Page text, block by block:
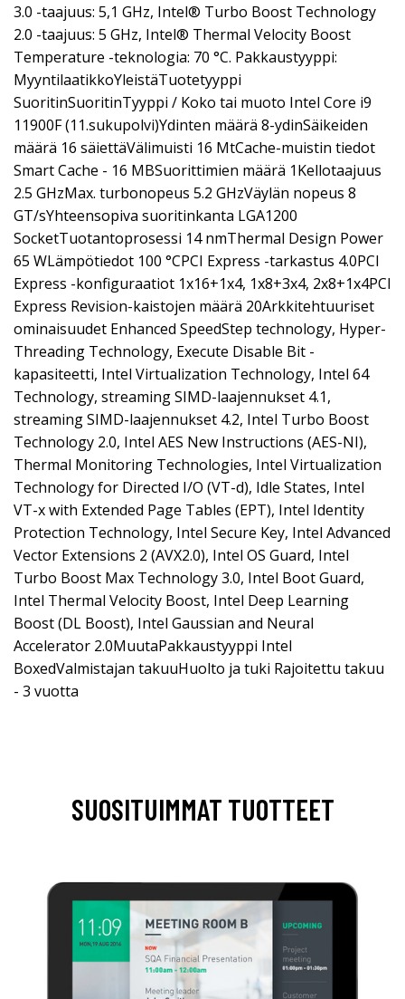
3.0 -taajuus: 5,1 GHz, Intel® Turbo Boost Technology
2.0 -taajuus: 5 GHz, Intel® Thermal Velocity Boost
Temperature -teknologia: 70 °C. Pakkaustyyppi:
MyyntilaatikkoYleistäTuotetyyppi
SuoritinSuoritinTyyppi / Koko tai muoto Intel Core i9
11900F (11.sukupolvi)Ydinten määrä 8-ydinSäikeiden
määrä 16 säiettäVälimuisti 16 MtCache-muistin tiedot
Smart Cache - 16 MBSuorittimien määrä 1Kellotaajuus
2.5 GHzMax. turbonopeus 5.2 GHzVäylän nopeus 8
GT/sYhteensopiva suoritinkanta LGA1200
SocketTuotantoprosessi 14 nmThermal Design Power
65 WLämpötiedot 100 °CPCI Express -tarkastus 4.0PCI
Express -konfiguraatiot 1x16+1x4, 1x8+3x4, 2x8+1x4PCI
Express Revision-kaistojen määrä 20Arkkitehtuuriset
ominaisuudet Enhanced SpeedStep technology, Hyper-
Threading Technology, Execute Disable Bit -
kapasiteetti, Intel Virtualization Technology, Intel 64
Technology, streaming SIMD-laajennukset 4.1,
streaming SIMD-laajennukset 4.2, Intel Turbo Boost
Technology 2.0, Intel AES New Instructions (AES-NI),
Thermal Monitoring Technologies, Intel Virtualization
Technology for Directed I/O (VT-d), Idle States, Intel
VT-x with Extended Page Tables (EPT), Intel Identity
Protection Technology, Intel Secure Key, Intel Advanced
Vector Extensions 2 (AVX2.0), Intel OS Guard, Intel
Turbo Boost Max Technology 3.0, Intel Boot Guard,
Intel Thermal Velocity Boost, Intel Deep Learning
Boost (DL Boost), Intel Gaussian and Neural
Accelerator 2.0MuutaPakkaustyyppi Intel
BoxedValmistajan takuuHuolto ja tuki Rajoitettu takuu
- 3 vuotta
SUOSITUIMMAT TUOTTEET